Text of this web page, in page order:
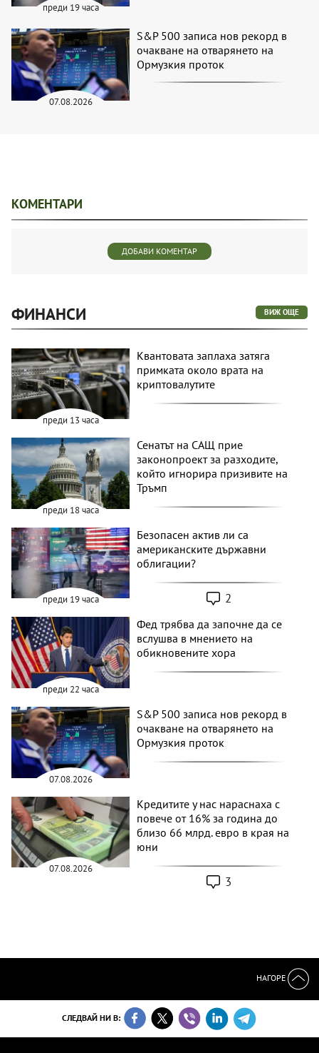
преди 19 часа
07.08.2026
S&P 500 записа нов рекорд в
очакване на отварянето на
Ормузкия проток
КОМЕНТАРИ
ДОБАВИ КОМЕНТАР
ФИНАНСИ ВИЖ ОЩЕ
преди 13 часа
Квантовата заплаха затяга
примката около врата на
криптовалутите
преди 18 часа
Сенатът на САЩ прие
законопроект за разходите,
който игнорира призивите на
Тръмп
преди 19 часа
Безопасен актив ли са
американските държавни
облигации?
2
преди 22 часа
Фед трябва да започне да се
вслушва в мнението на
обикновените хора
07.08.2026
S&P 500 записа нов рекорд в
очакване на отварянето на
Ормузкия проток
07.08.2026
Кредитите у нас нараснаха с
повече от 16% за година до
близо 66 млрд. евро в края на
юни
3
НАГОРЕ
СЛЕДВАЙ НИ В: